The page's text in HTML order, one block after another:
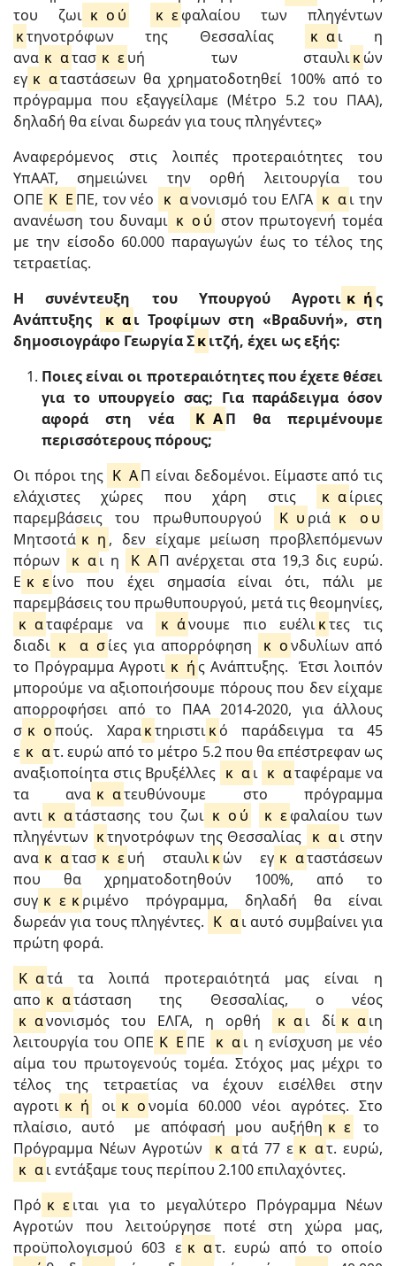
του ζωι κ ο ύ κ ε φαλαίου των πληγέντων
κτηνοτρόφων της Θεσσαλίας κ αι η
ανα κ ατασ κ ευή των σταυλικών
εγ κ αταστάσεων θα χρηματοδοτηθεί 100% από το
πρόγραμμα που εξαγγείλαμε (Μέτρο 5.2 του ΠΑΑ),
δηλαδή θα είναι δωρεάν για τους πληγέντες»
Αναφερόμενος στις λοιπές προτεραιότητες του
ΥπΑΑΤ, σημειώνει την ορθή λειτουργία του
ΟΠΕ Κ Ε ΠΕ, τον νέο κ ανονισμό του ΕΛΓΑ κ αι την
ανανέωση του δυναμι κ ο ύ στον πρωτογενή τομέα
με την είσοδο 60.000 παραγωγών έως το τέλος της
τετραετίας.
Η συνέντευξη του Υπουργού Αγροτι κ ής
Ανάπτυξης
κ αι Τροφίμων στη «Βραδυνή», στη
δημοσιογράφο Γεωργία Σκιτζή, έχει ως εξής:
Ποιες είναι οι προτεραιότητες που έχετε θέσει
για το υπουργείο σας; Για παράδειγμα όσον
αφορά στη νέα
Κ ΑΠ θα περιμένουμε
περισσότερους πόρους;
Οι πόροι της Κ ΑΠ είναι δεδομένοι. Είμαστε από τις
ελάχιστες χώρες που χάρη στις
κ αίριες
παρεμβάσεις του πρωθυπουργού
Κ υ ριά κ ο υ
Μητσοτά κ η , δεν είχαμε μείωση προβλεπόμενων
πόρων
κ αι η Κ ΑΠ ανέρχεται στα 19,3 δις ευρώ.
Ε κ είνο που έχει σημασία είναι ότι, πάλι με
παρεμβάσεις του πρωθυπουργού, μετά τις θεομηνίες,
κ αταφέραμε να κ άνουμε πιο ευέλικτες τις
διαδι κ α σίες για απορρόφηση κ ονδυλίων από
το Πρόγραμμα Αγροτι κ ή ς Ανάπτυξης. Έτσι λοιπόν
μπορούμε να αξιοποιήσουμε πόρους που δεν είχαμε
απορροφήσει από το ΠΑΑ 2014-2020, για άλλους
σ κ οπούς. Χαρα κτηριστι κ ό παράδειγμα τα 45
ε κ ατ. ευρώ από το μέτρο 5.2 που θα επέστρεφαν ως
αναξιοποίητα στις Βρυξέλλες κ αι κ αταφέραμε να
τα ανα κ ατευθύνουμε στο πρόγραμμα
αντι κ ατάστασης του ζωι κ ο ύ κ ε φαλαίου των
πληγέντων κτηνοτρόφων της Θεσσαλίας κ αι στην
ανα κ ατασ κ ευή σταυλικών εγ κ αταστάσεων
που θα χρηματοδοτηθούν 100%, από το
συγ κ ε κριμένο πρόγραμμα, δηλαδή θα είναι
δωρεάν για τους πληγέντες. Κ αι αυτό συμβαίνει για
πρώτη φορά.
Κ ατά τα λοιπά προτεραιότητά μας είναι η
απο κ ατάσταση της Θεσσαλίας, ο νέος
κ ανονισμός του ΕΛΓΑ, η ορθή κ αι δί κ αιη
λειτουργία του ΟΠΕ Κ Ε ΠΕ κ αι η ενίσχυση με νέο
αίμα του πρωτογενούς τομέα. Στόχος μας μέχρι το
τέλος της τετραετίας να έχουν εισέλθει στην
αγροτι κ ή οι κ ονομία 60.000 νέοι αγρότες. Στο
πλαίσιο, αυτό με απόφασή μου αυξήθη κ ε
το
Πρόγραμμα Νέων Αγροτών
κ ατά 77 ε κ ατ. ευρώ,
κ αι εντάξαμε τους περίπου 2.100 επιλαχόντες.
Πρό κ ειται για το μεγαλύτερο Πρόγραμμα Νέων
Αγροτών που λειτούργησε ποτέ στη χώρα μας,
προϋπολογισμού 603 ε κ ατ. ευρώ από το οποίο